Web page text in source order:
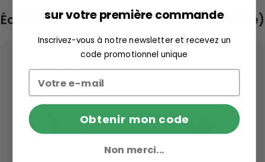
Éclairage extérieur12V(abords de piscine)
sur votre première commande
Inscrivez-vous à notre newsletter et recevez un
code promotionnel unique
Obtenir mon code‎
Non merci...